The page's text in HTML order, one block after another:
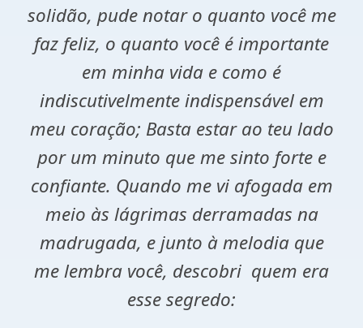
solidão, pude notar o quanto você me
faz feliz, o quanto você é importante
em minha vida e como é
indiscutivelmente indispensável em
meu coração; Basta estar ao teu lado
por um minuto que me sinto forte e
confiante. Quando me vi afogada em
meio às lágrimas derramadas na
madrugada, e junto à melodia que
me lembra você, descobri quem era
esse segredo: